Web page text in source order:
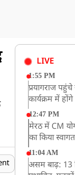
LIVE
1:55 PM
प्रयागराज पहुंचे
कार्यक्रम में
12:47 PM
मेरठ में CM
का किया स्वागत
11:04 AM
असम बाढ़: 13